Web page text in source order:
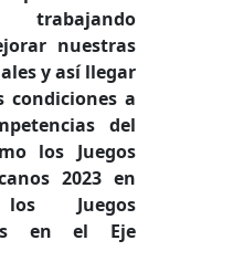
trabajando
nuestras
y así llegar
condiciones a
del
los Juegos
2023 en
Juegos
en el Eje